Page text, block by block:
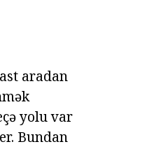
aradan
yolu var
Bundan